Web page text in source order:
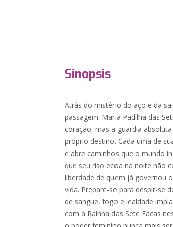
Sinopsis
Atrás do mistério do aço e da
passagem. Maria Padilha das
coração, mas a guardiã
próprio destino. Cada uma de
e abre caminhos que o mundo
que seu riso ecoa na noite não
liberdade de quem já governou
vida. Prepare-se para despir-se
de sangue, fogo e lealdade
com a Rainha das Sete Facas